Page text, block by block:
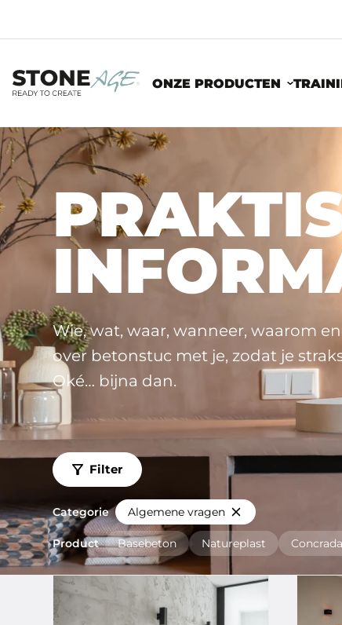
ONZE PRODUCTEN
Wie, wat, waar, wanneer, waarom
over betonstuc met je, zodat je
Oké… bijna dan.
Filter
Categorie Algemene vragen
Product Basebeton Natureplast